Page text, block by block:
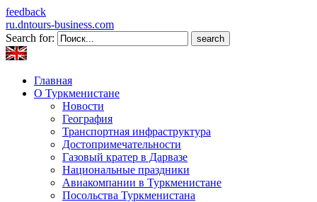
feedback
ru.dntours-business.com
Search for:
Главная
О Туркменистане
Новости
География
Транспортная инфраструктура
Достопримечательности
Газовый кратер в Дарвазе
Национальные праздники
Авиакомпании в Туркменистане
Посольства Туркменистана